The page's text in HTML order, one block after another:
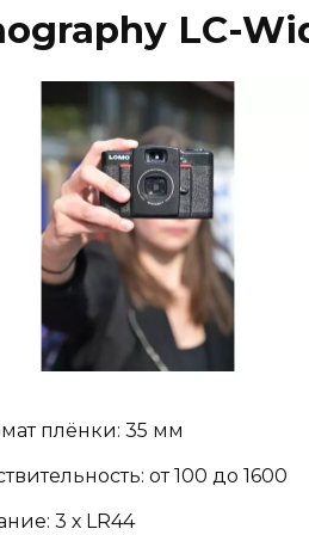
LC-
плёнки: 35 мм
от 100 до 1600
3 х LR44